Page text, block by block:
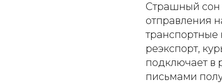
Страшный сон
отправления
транспортные
реэкспорт,
подключает в
письмами